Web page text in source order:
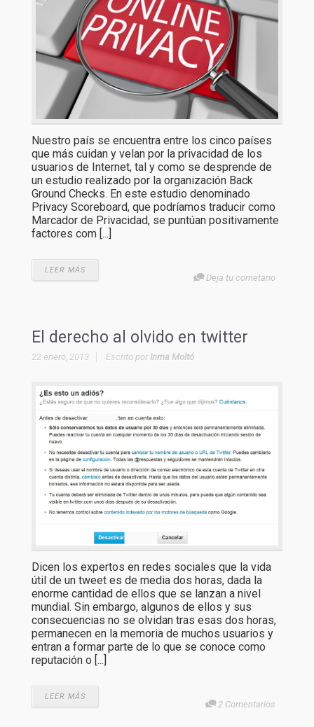
Nuestro país se encuentra entre los cinco países
que más cuidan y velan por la privacidad de los
usuarios de Internet, tal y como se desprende de
un estudio realizado por la organización Back
Ground Checks. En este estudio denominado
Privacy Scoreboard, que podríamos traducir como
Marcador de Privacidad, se puntúan positivamente
factores com [...]
LEER MÁS
Deja tu cometario
El derecho al olvido en twitter
22 enero, 2013 Escrito por Inma Moltó
Dicen los expertos en redes sociales que la vida
útil de un tweet es de media dos horas, dada la
enorme cantidad de ellos que se lanzan a nivel
mundial. Sin embargo, algunos de ellos y sus
consecuencias no se olvidan tras esas dos horas,
permanecen en la memoria de muchos usuarios y
entran a formar parte de lo que se conoce como
reputación o [...]
LEER MÁS
2 Comentarios